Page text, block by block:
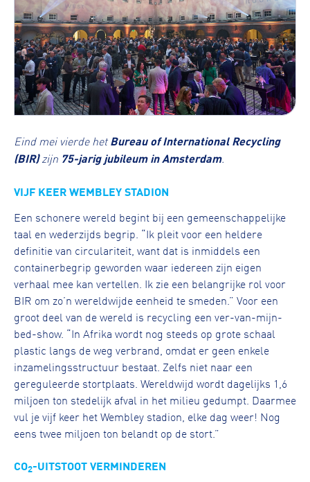
Eind mei vierde hetBureau of International Recycling
(BIR)zijn 75-jarig jubileumin Amsterdam.
VIJF KEER WEMBLEY STADION
Een schonere wereld begint bij een gemeenschappelijke
taal en wederzijds begrip. “Ik pleit voor een heldere
definitie van circulariteit, want dat is inmiddels een
containerbegrip geworden waar iedereen zijn eigen
verhaal mee kan vertellen. Ik zie een belangrijke rol voor
BIR om zo’n wereldwijde eenheid te smeden.” Voor een
groot deel van de wereld is recycling een ver-van-mijn-
bed-show. “In Afrika wordt nog steeds op grote schaal
plastic langs de weg verbrand, omdat er geen enkele
inzamelingsstructuur bestaat. Zelfs niet naar een
gereguleerde stortplaats. Wereldwijd wordt dagelijks 1,6
miljoen ton stedelijk afval in het milieu gedumpt. Daarmee
vul je vijf keer het Wembley stadion, elke dag weer! Nog
eens twee miljoen ton belandt op de stort.”
CO2-UITSTOOT VERMINDEREN